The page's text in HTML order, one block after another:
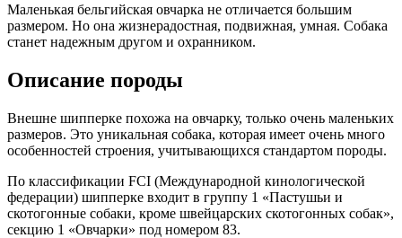
Маленькая бельгийская овчарка не отличается большим
размером. Но она жизнерадостная, подвижная, умная. Собака
станет надежным другом и охранником.
Описание породы
Внешне шипперке похожа на овчарку, только очень маленьких
размеров. Это уникальная собака, которая имеет очень много
особенностей строения, учитывающихся стандартом породы.
По классификации FCI (Международной кинологической
федерации) шипперке входит в группу 1 «Пастушьи и
скотогонные собаки, кроме швейцарских скотогонных собак»,
секцию 1 «Овчарки» под номером 83.